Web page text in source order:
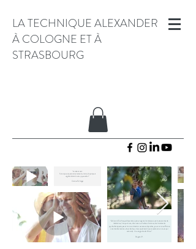
LA TECHNIQUE ALEXANDER
À COLOGNE ET À
STRASBOURG
"Je retiens ceci :
Si le corps est posé correctement sur terre, l’esprit peut
vagabonder en toute « joyeuseté » !
Corinne Eichinger
"Grâce à la Technique Alexander, après vingt ans de martyre avec toutes sortes de
médecines, l’acupuncture, des cures aux herbes chinoises, des traitements
psychothérapeutiques et la consommation excessive de pilulles, je suis sans souffrance
sans médicaments au bout de deux mois seulement (avec seulement un cours par
semaine). J’ai une gratitude infinie.“
Dagmar P.